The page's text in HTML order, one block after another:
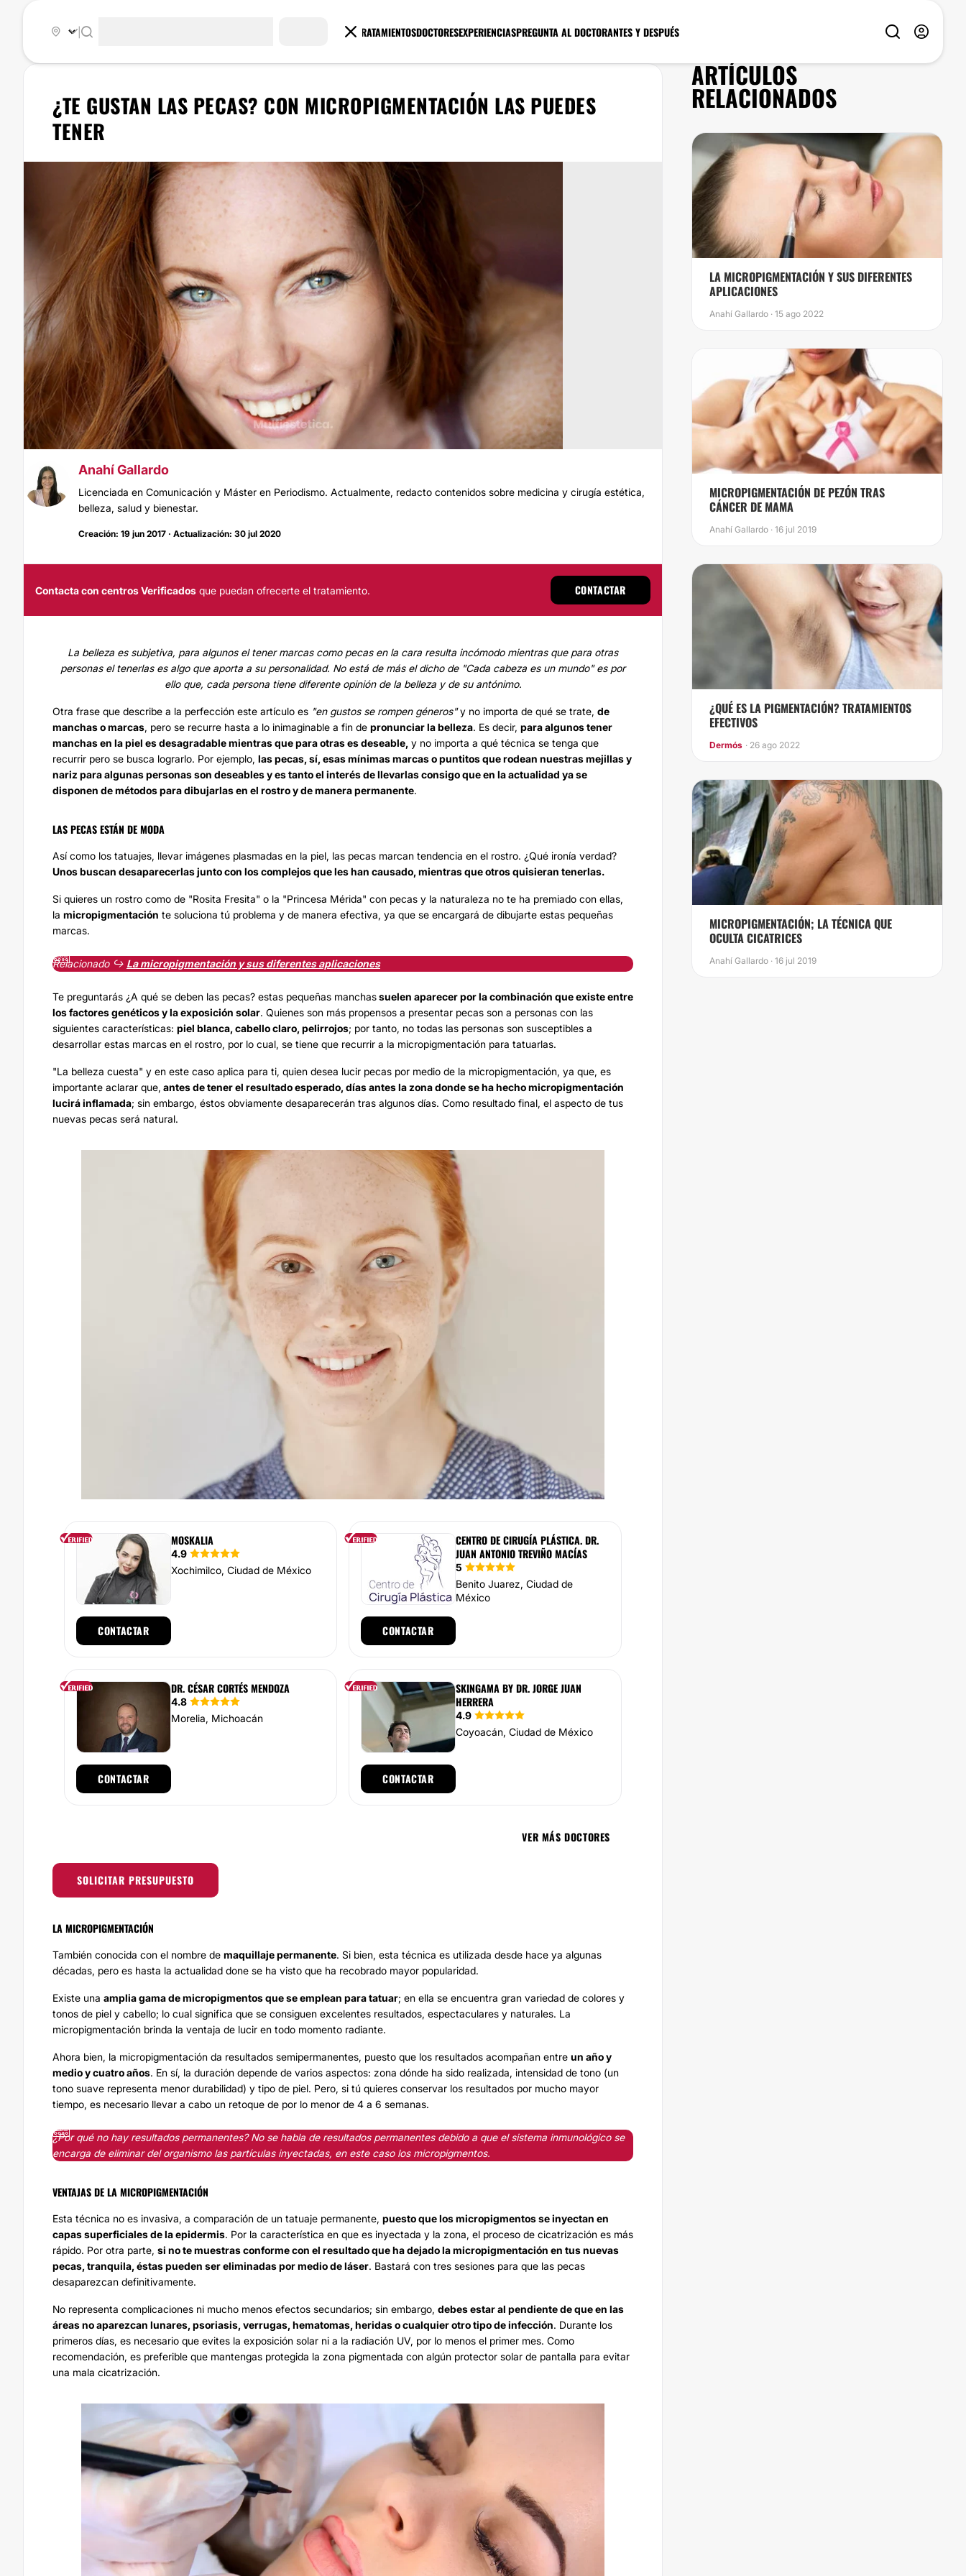
TRATAMIENTOSDOCTORESEXPERIENCIASPREGUNTA AL DOCTORANTES Y DESPUÉS
​¿TE GUSTAN LAS PECAS? CON MICROPIGMENTACIÓN LAS PUEDES
TENER
Anahí Gallardo
Licenciada en Comunicación y Máster en Periodismo. Actualmente, redacto contenidos sobre medicina y cirugía estética,
belleza, salud y bienestar.
Creación: 19 jun 2017 · Actualización: 30 jul 2020
Contacta con centros Verificados que puedan ofrecerte el tratamiento. CONTACTAR
La belleza es subjetiva, para algunos el tener marcas como pecas en la cara resulta incómodo mientras que para otras
personas el tenerlas es algo que aporta a su personalidad. No está de más el dicho de "Cada cabeza es un mundo" es por
ello que, cada persona tiene diferente opinión de la belleza y de su antónimo.
Otra frase que describe a la perfección este artículo es "en gustos se rompen géneros"y no importa de qué se trate, de
manchas o marcas, pero se recurre hasta a lo inimaginable a fin de pronunciar la belleza. Es decir, para algunos tener
manchas en la piel es desagradable mientras que para otras es deseable, y no importa a qué técnica se tenga que
recurrir pero se busca lograrlo. Por ejemplo, las pecas, sí, esas mínimas marcas o puntitos que rodean nuestras mejillas y
nariz para algunas personas son deseables y es tanto el interés de llevarlas consigo que en la actualidad ya se
disponen de métodos para dibujarlas en el rostro y de manera permanente.
LAS PECAS ESTÁN DE MODA
Así como los tatuajes, llevar imágenes plasmadas en la piel, las pecas marcan tendencia en el rostro. ¿Qué ironía verdad?
Unos buscan desaparecerlas junto con los complejos que les han causado, mientras que otros quisieran tenerlas.
Si quieres un rostro como de "Rosita Fresita" o la "Princesa Mérida" con pecas y la naturaleza no te ha premiado con ellas,
la micropigmentación te soluciona tú problema y de manera efectiva, ya que se encargará de dibujarte estas pequeñas
marcas.
Relacionado ↪️ La micropigmentación y sus diferentes aplicaciones
Te preguntarás ¿A qué se deben las pecas? estas pequeñas manchassuelen aparecer por la combinación que existe entre
los factores genéticos y la exposición solar. Quienes son más propensos a presentar pecas son a personas con las
siguientes características: piel blanca, cabello claro, pelirrojos; por tanto, no todas las personas son susceptibles a
desarrollar estas marcas en el rostro, por lo cual, se tiene que recurrir a la micropigmentación para tatuarlas.
"La belleza cuesta" y en este caso aplica para ti, quien desea lucir pecas por medio de la micropigmentación, ya que, es
importante aclarar que, antes de tener el resultado esperado, días antes la zona donde se ha hecho micropigmentación
lucirá inflamada; sin embargo, éstos obviamente desaparecerán tras algunos días. Como resultado final, el aspecto de tus
nuevas pecas será natural.
MOSKALIA
4.9
Xochimilco, Ciudad de México
CONTACTAR
CENTRO DE CIRUGÍA PLÁSTICA. DR.
JUAN ANTONIO TREVIÑO MACÍAS
5
Benito Juarez, Ciudad de
México
CONTACTAR
DR. CÉSAR CORTÉS MENDOZA
4.8
Morelia, Michoacán
CONTACTAR
SKINGAMA BY DR. JORGE JUAN
HERRERA
4.9
Coyoacán, Ciudad de México
CONTACTAR
VER MÁS DOCTORES
SOLICITAR PRESUPUESTO
LA MICROPIGMENTACIÓN
También conocida con el nombre de maquillaje permanente. Si bien, esta técnica es utilizada desde hace ya algunas
décadas, pero es hasta la actualidad done se ha visto que ha recobrado mayor popularidad.
Existe una amplia gama de micropigmentos que se emplean para tatuar; en ella se encuentra gran variedad de colores y
tonos de piel y cabello; lo cual significa que se consiguen excelentes resultados, espectaculares y naturales. La
micropigmentación brinda la ventaja de lucir en todo momento radiante.
Ahora bien, la micropigmentación da resultados semipermanentes, puesto que los resultados acompañan entre un año y
medio y cuatro años. En sí, la duración depende de varios aspectos: zona dónde ha sido realizada, intensidad de tono (un
tono suave representa menor durabilidad) y tipo de piel. Pero, si tú quieres conservar los resultados por mucho mayor
tiempo, es necesario llevar a cabo un retoque de por lo menor de 4 a 6 semanas.
¿Por qué no hay resultados permanentes? No se habla de resultados permanentes debido a que el sistema inmunológico se
encarga de eliminar del organismo las partículas inyectadas, en este caso los micropigmentos.
VENTAJAS DE LA MICROPIGMENTACIÓN
Esta técnica no es invasiva, a comparación de un tatuaje permanente, puesto que los micropigmentos se inyectan en
capas superficiales de la epidermis. Por la característica en que es inyectada y la zona, el proceso de cicatrización es más
rápido. Por otra parte, si no te muestras conforme con el resultado que ha dejado la micropigmentación en tus nuevas
pecas, tranquila, éstas pueden ser eliminadas por medio de láser. Bastará con tres sesiones para que las pecas
desaparezcan definitivamente.
No representa complicaciones ni mucho menos efectos secundarios; sin embargo, debes estar al pendiente de que en las
áreas no aparezcan lunares, psoriasis, verrugas, hematomas, heridas o cualquier otro tipo de infección. Durante los
primeros días, es necesario que evites la exposición solar ni a la radiación UV, por lo menos el primer mes. Como
recomendación, es preferible que mantengas protegida la zona pigmentada con algún protector solar de pantalla para evitar
una mala cicatrización.
ARTÍCULOS
RELACIONADOS
​LA MICROPIGMENTACIÓN Y SUS DIFERENTES
APLICACIONES
Anahí Gallardo · 15 ago 2022
​MICROPIGMENTACIÓN DE PEZÓN TRAS
CÁNCER DE MAMA
Anahí Gallardo · 16 jul 2019
¿QUÉ ES LA PIGMENTACIÓN? TRATAMIENTOS
EFECTIVOS
Dermós · 26 ago 2022
​MICROPIGMENTACIÓN; LA TÉCNICA QUE
OCULTA CICATRICES
Anahí Gallardo · 16 jul 2019